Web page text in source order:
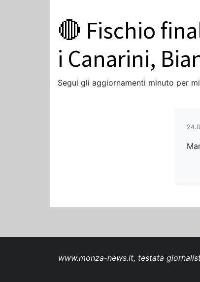
🔴 Fischio
i Canarini,
Segui gli aggiornamenti minuto per
www.monza-news.it, testata